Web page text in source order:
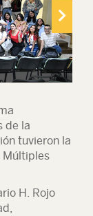
de la
tuvieron la
Múltiples
H. Rojo